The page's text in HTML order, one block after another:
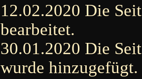
12.02.2020 Die
bearbeitet.
30.01.2020 Die
wurde hinzugefügt.